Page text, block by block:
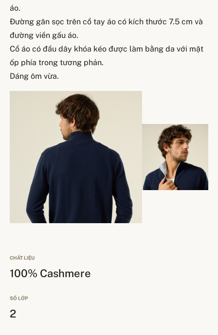
áo.
Đường gân sọc trên cổ tay áo có kích thước 7.5 cm và
đường viền gấu áo.
Cổ áo có đầu dây khóa kéo được làm bằng da với mặt
ốp phía trong tương phản.
Dáng ôm vừa.
CHẤT LIỆU
100% Cashmere
SỐ LỚP
2